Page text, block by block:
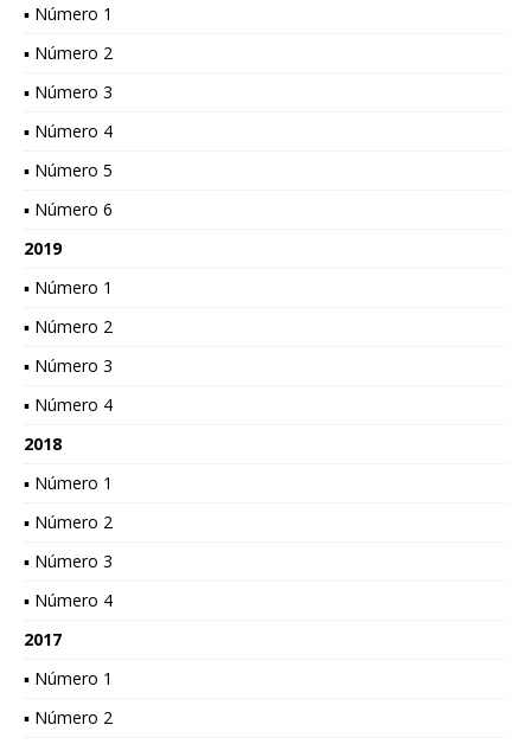
▪ Número 1
▪ Número 2
▪ Número 3
▪ Número 4
▪ Número 5
▪ Número 6
2019
▪ Número 1
▪ Número 2
▪ Número 3
▪ Número 4
2018
▪ Número 1
▪ Número 2
▪ Número 3
▪ Número 4
2017
▪ Número 1
▪ Número 2